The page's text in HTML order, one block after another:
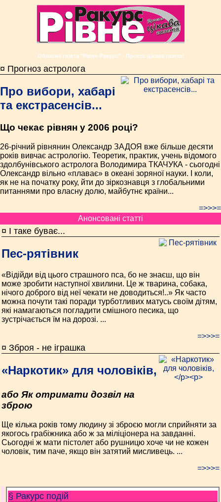
Обласна газета "Рівне-Ракурс" - Просто цікава газета!
¤ Прогноз астролога
Про вибори, хабарі
та екстрасенсів...
Що чекає рівнян у 2006 році?
26-річний рівнянин Олександр ЗАДОЯ вже більше десяти
років вивчає астрологію. Теоретик, практик, учень відомого
здолбунівського астролога Володимира ТКАЧУКА - сьогодні
Олександр вільно «плаває» в океані зоряної науки. І коли,
як не на початку року, йти до зіркознавця з глобальними
питаннями про власну долю, майбутнє країни...
=>>>=
Анонсовані статті
¤ І таке буває...
Пес-рятівник
«Відійди від цього страшного пса, бо не знаєш, що він
може зробити наступної хвилини. Це ж тварина, собака,
нічого доброго від неї чекати не доводиться!..» Як часто
можна почути такі поради турботливих матусь своїм дітям,
які намагаються погладити смішного песика, що
зустрічається їм на дорозі. ...
=>>>=
¤ Зброя - не іграшка
«Наркотик» для чоловіків,
або Як отримати дозвіл на
зброю
Ще кілька років тому людину зі зброєю могли сприйняти за
якогось грабіжника або ж за міліціонера на завданні.
Сьогодні ж мати пістолет або рушницю хоче чи не кожен
чоловік, тим паче, якщо він затятий мисливець. ...
=>>>=
§ Ракурс подій